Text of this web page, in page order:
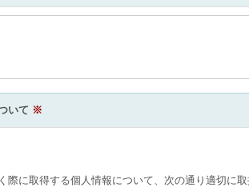
いて ※
際に取得する個人情報について、次の通り適切に